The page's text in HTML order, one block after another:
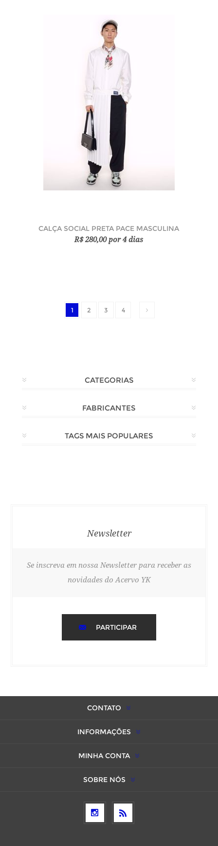
CALÇA SOCIAL PRETA PACE MASCULINA
R$ 280,00 por 4 dias
1 2 3 4
CATEGORIAS
FABRICANTES
TAGS MAIS POPULARES
Newsletter
Se inscreva em nossa Newsletter para receber as
novidades do Acervo YK
PARTICIPAR
CONTATO
INFORMAÇÕES
MINHA CONTA
SOBRE NÓS